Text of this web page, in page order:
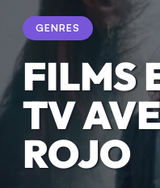
GENRES
FILMS
TV
ROJO